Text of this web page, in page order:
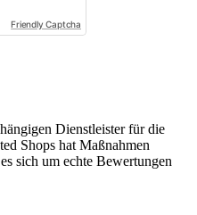
Friendly Captcha
Dienstleister für die
Shops hat Maßnahmen
sich um echte Bewertungen